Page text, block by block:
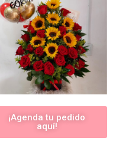
¡Agenda tu pedido
aquí!